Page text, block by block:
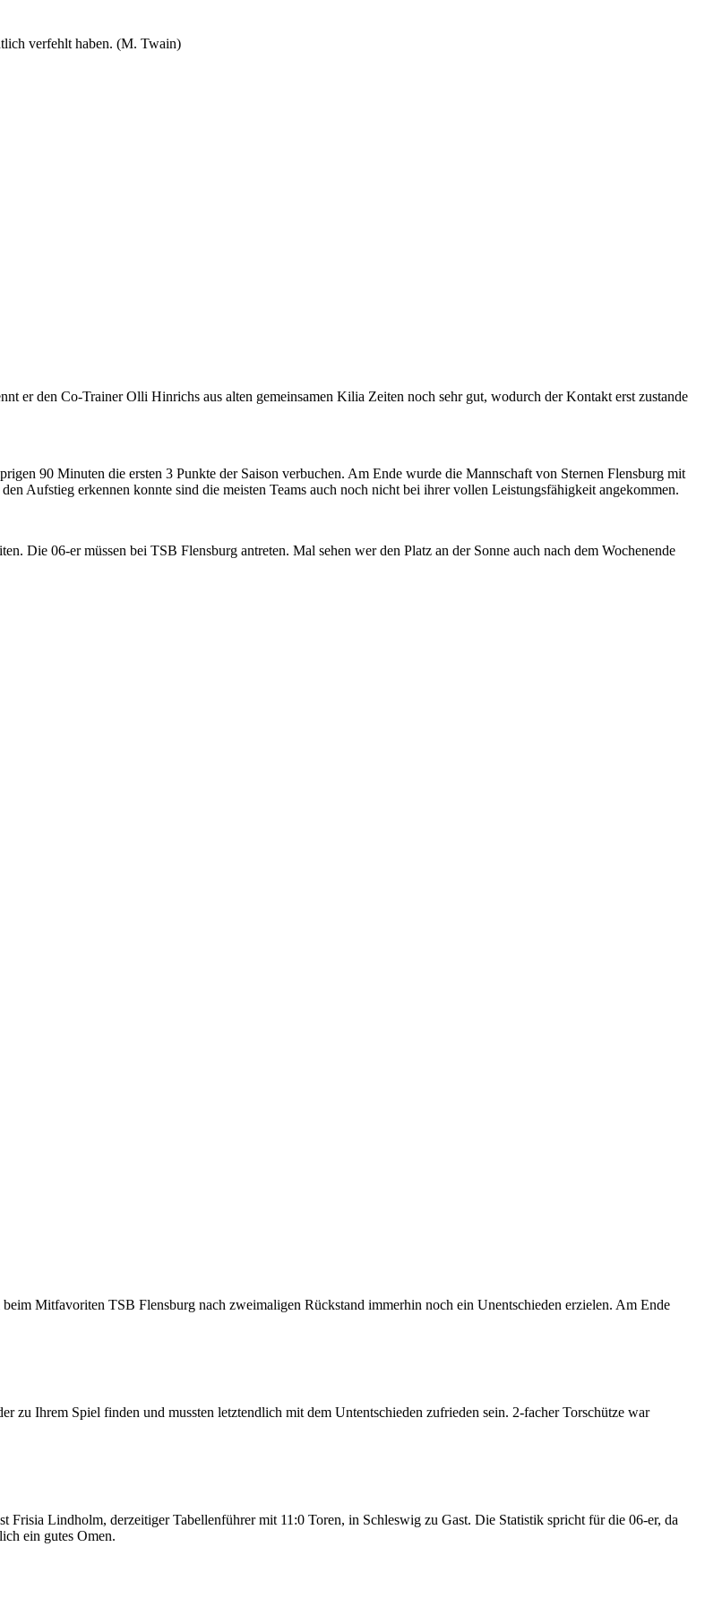
verfehlt haben. (M. Twain)
er den Co-Trainer Olli Hinrichs aus alten gemeinsamen Kilia Zeiten noch sehr gut, wodurch der Kontakt erst zustande
90 Minuten die ersten 3 Punkte der Saison verbuchen. Am Ende wurde die Mannschaft von Sternen Flensburg mit
Aufstieg erkennen konnte sind die meisten Teams auch noch nicht bei ihrer vollen Leistungsfähigkeit angekommen.
Die 06-er müssen bei TSB Flensburg antreten. Mal sehen wer den Platz an der Sonne auch nach dem Wochenende
Mitfavoriten TSB Flensburg nach zweimaligen Rückstand immerhin noch ein Unentschieden erzielen. Am Ende
zu Ihrem Spiel finden und mussten letztendlich mit dem Untentschieden zufrieden sein. 2-facher Torschütze war
Frisia Lindholm, derzeitiger Tabellenführer mit 11:0 Toren, in Schleswig zu Gast. Die Statistik spricht für die 06-er, da
ein gutes Omen.